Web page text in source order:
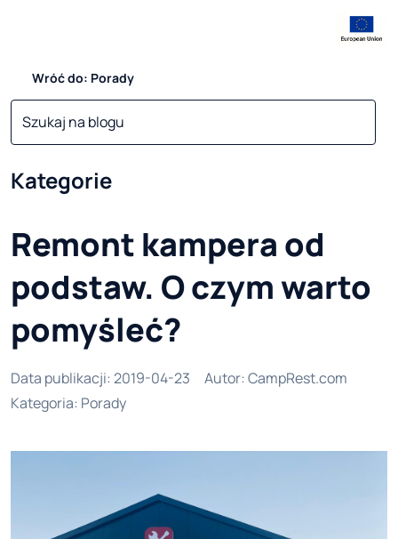
Wróć do: Porady
Kategorie
Remont kampera od
podstaw. O czym warto
pomyśleć?
Data publikacji: 2019-04-23 Autor: CampRest.com
Kategoria: Porady